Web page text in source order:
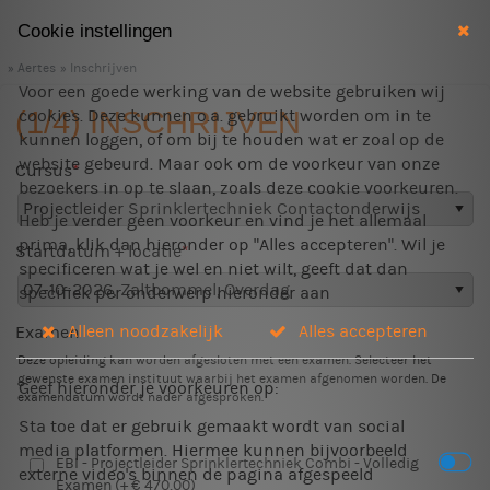
Aertes Inschrijven
(1/4) INSCHRIJVEN
Cursus
Startdatum + locatie
Examen
Deze opleiding kan worden afgesloten met een examen. Selecteer het
gewenste examen instituut waarbij het examen afgenomen worden. De
examendatum wordt nader afgesproken.
EBI - Projectleider Sprinklertechniek Combi - Volledig
Examen (+ € 470,00)
Cookie instellingen
Voor een goede werking van de website gebruiken wij
cookies. Deze kunnen o.a. gebruikt worden om in te
kunnen loggen, of om bij te houden wat er zoal op de
website gebeurd. Maar ook om de voorkeur van onze
bezoekers in op te slaan, zoals deze cookie voorkeuren.
Heb je verder geen voorkeur en vind je het allemaal
prima, klik dan hieronder op "Alles accepteren". Wil je
specificeren wat je wel en niet wilt, geeft dat dan
specifiek per onderwerp hieronder aan
Alleen noodzakelijk
Alles accepteren
Geef hieronder je voorkeuren op:
Sta toe dat er gebruik gemaakt wordt van social
media platformen. Hiermee kunnen bijvoorbeeld
externe video's binnen de pagina afgespeeld